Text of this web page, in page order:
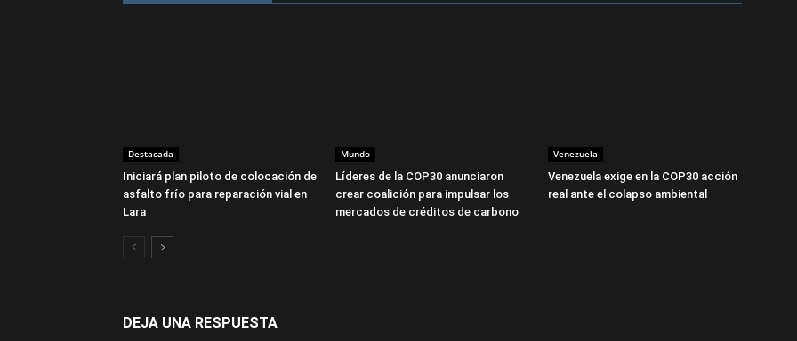
Destacada
Iniciará plan piloto de colocación de
asfalto frío para reparación vial en
Lara
Mundo
Líderes de la COP30 anunciaron
crear coalición para impulsar los
mercados de créditos de carbono
Venezuela
Venezuela exige en la COP30 acción
real ante el colapso ambiental
DEJA UNA RESPUESTA